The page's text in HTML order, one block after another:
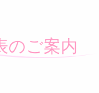
のご案内